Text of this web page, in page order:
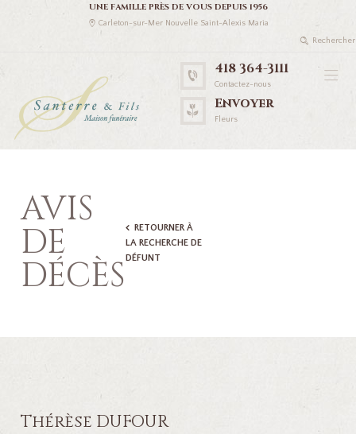
UNE FAMILLE PRÈS DE VOUS DEPUIS 1956
Carleton-sur-Mer Nouvelle Saint-Alexis Maria
418 364-3111
Contactez-nous
Envoyer
Fleurs
AVIS
DE
DÉCÈS
RETOURNER À
LA RECHERCHE DE
DÉFUNT
Thérèse DUFOUR